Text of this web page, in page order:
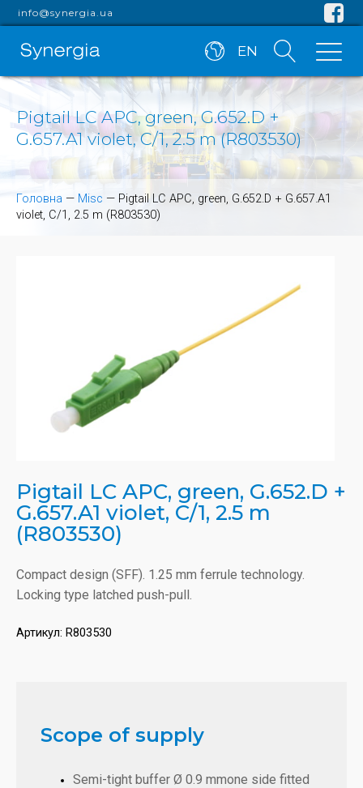
info@synergia.ua
EN
Pigtail LC APC, green, G.652.D +
G.657.A1 violet, C/1, 2.5 m (R803530)
Головна — Misc — Pigtail LC APC, green, G.652.D + G.657.A1
violet, C/1, 2.5 m (R803530)
Pigtail LC APC, green, G.652.D +
G.657.A1 violet, C/1, 2.5 m
(R803530)
Compact design (SFF). 1.25 mm ferrule technology.
Locking type latched push-pull.
Артикул: R803530
Scope of supply
Semi-tight buffer Ø 0.9 mmone side fitted